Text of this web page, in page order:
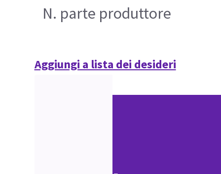
N. parte produttore
Aggiungi a lista dei desideri